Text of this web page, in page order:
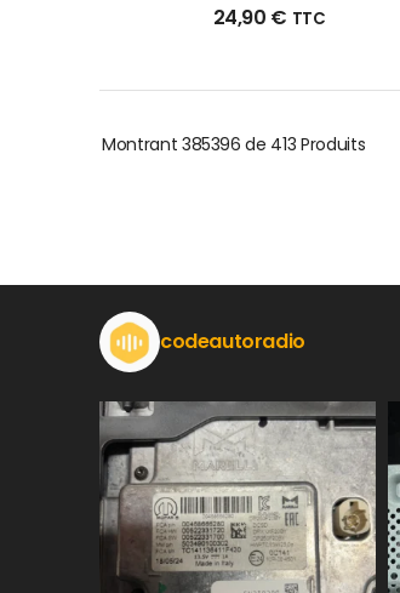
24,90 € TTC
Montrant 385396 de 413 Produits
codeautoradio